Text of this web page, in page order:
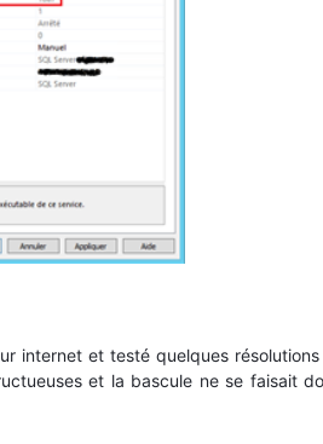
internet et testé quelques
et la bascule ne se faisait